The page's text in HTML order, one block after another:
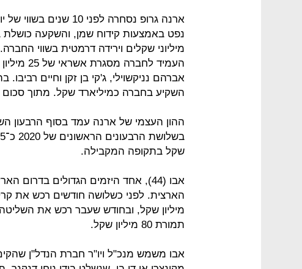
ארנה גרופ נסחרה
נפט באמצעות קידוח שמן, והשקעה
העמיד
אברהם נניקשוילי, ג'קי בן זקן וחיים
השקיע בחברה כמיליארד שקל. מתוך סכום זה יחזיר
שקל בתקופה המקבילה.
אבו (44), אחד היזמים הגדולים
מיליון שקל, ובחודש שעבר רכש את
תמורת 80 מיליון שקל.